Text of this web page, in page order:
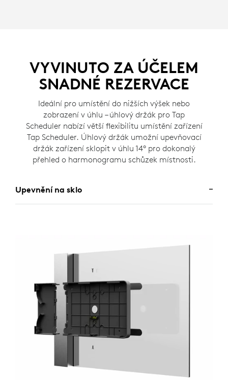
VYVINUTO ZA ÚČELEM
SNADNÉ REZERVACE
Ideální pro umístění do nižších výšek nebo
zobrazení v úhlu – úhlový držák pro Tap
Scheduler nabízí větší flexibilitu umístění zařízení
Tap Scheduler. Úhlový držák umožní upevňovací
držák zařízení sklopit v úhlu 14° pro dokonalý
přehled o harmonogramu schůzek místnosti.
Upevnění na sklo